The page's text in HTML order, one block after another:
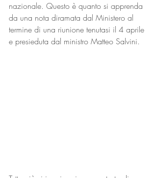
nazionale. Questo è quanto si apprenda
da una nota diramata dal Ministero al
termine di una riunione tenutasi il 4 aprile
e presieduta dal ministro Matteo Salvini.